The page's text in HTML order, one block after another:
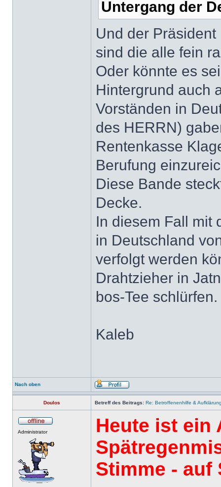
Untergang der
Und der
sind die alle fein
Oder könnte es
Hintergrund auch
Vorständen in
des HERRN)
Rentenkasse
Berufung
Diese Bande
Decke.
In diesem Fall mit
in Deutschland
verfolgt werden
Drahtzieher in
bos-Tee schlürfen.
Kaleb
Nach oben
Doulos Betreff des Beitrags: Re: Betroffenenhilfe &
Administrator
Heute ist ein
Stimme - auf